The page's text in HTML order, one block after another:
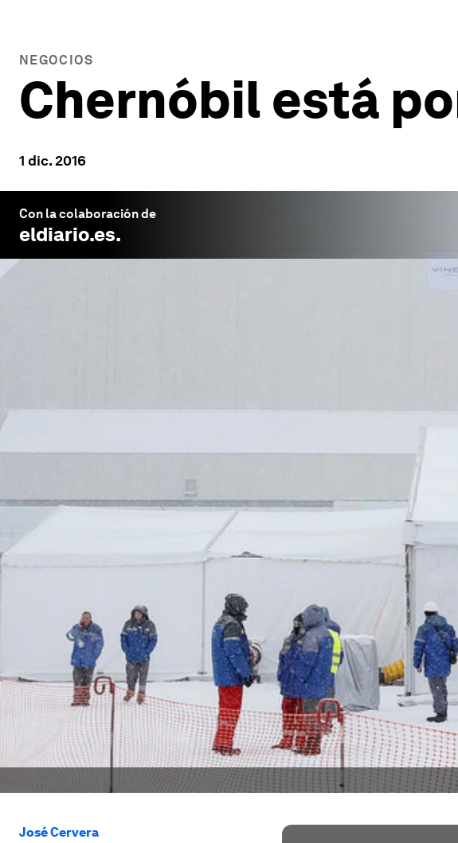
NEGOCIOS
Chernóbil está
1 dic. 2016
Con la colaboración de
eldiario.es.
José Cervera